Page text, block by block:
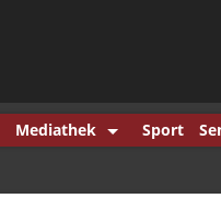
Mediathek
Sport